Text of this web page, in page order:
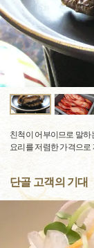
친척이 어부이므로 말하
요리를 저렴한 가격으로
단골 고객의 기대